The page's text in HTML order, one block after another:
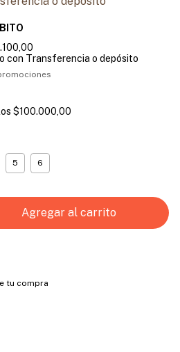
DÉBITO
con Transferencia o depósito
$100.000,00
5 6
tu compra